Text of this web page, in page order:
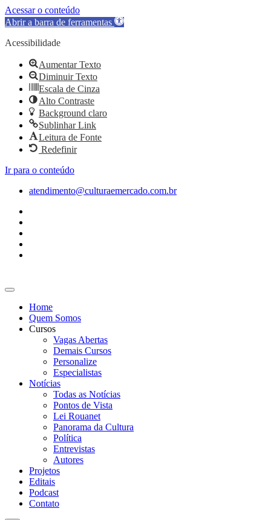
Acessar o conteúdo
Abrir a barra de ferramentas
Acessibilidade
Aumentar Texto
Diminuir Texto
Escala de Cinza
Alto Contraste
Background claro
Sublinhar Link
Leitura de Fonte
Redefinir
Ir para o conteúdo
atendimento@culturaemercado.com.br
Home
Quem Somos
Cursos
Vagas Abertas
Demais Cursos
Personalize
Especialistas
Notícias
Todas as Notícias
Pontos de Vista
Lei Rouanet
Panorama da Cultura
Política
Entrevistas
Autores
Projetos
Editais
Podcast
Contato